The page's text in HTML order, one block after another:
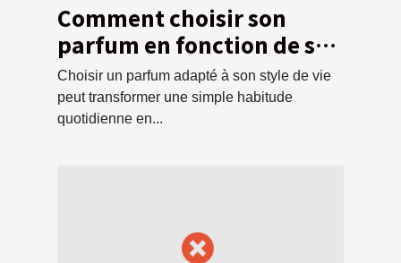
Comment choisir son
parfum en fonction de son
style de vie ?
Choisir un parfum adapté à son style de vie
peut transformer une simple habitude
quotidienne en...